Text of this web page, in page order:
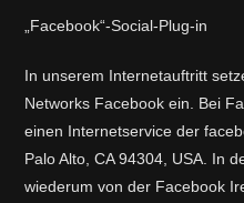
„Facebook“-Social-Plug-in
In unserem Internetauftritt
Networks Facebook ein. Bei
einen Internetservice der
Palo Alto, CA 94304, USA. In
wiederum von der Facebook